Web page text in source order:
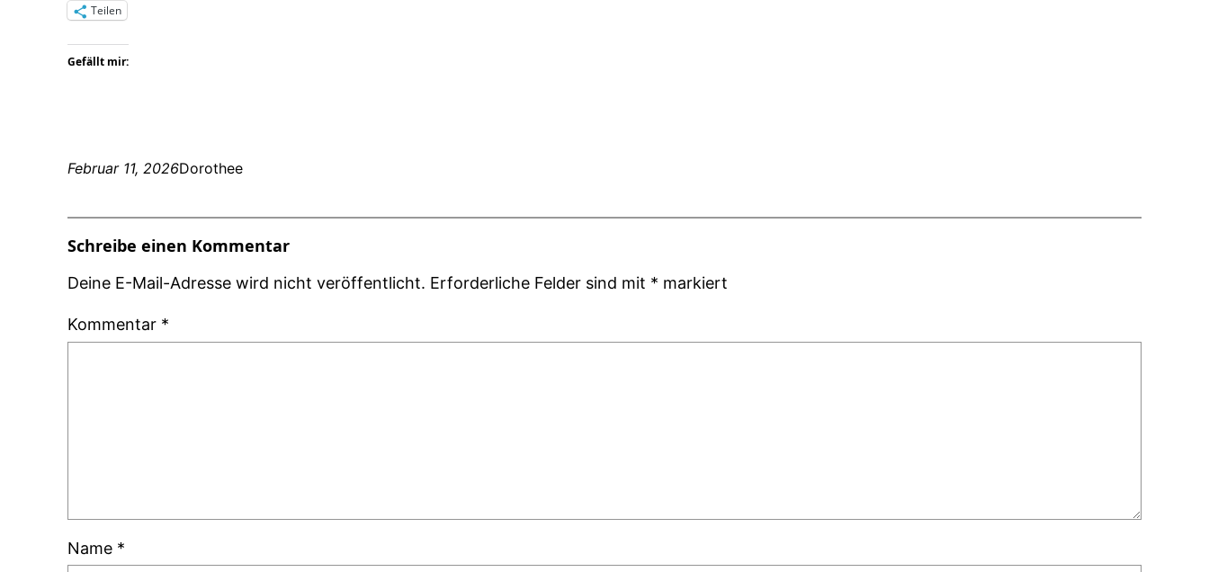
Teilen
Gefällt mir:
Februar 11, 2026Dorothee
Schreibe einen Kommentar
Deine E-Mail-Adresse wird nicht veröffentlicht. Erforderliche Felder sind mit * markiert
Kommentar *
Name *